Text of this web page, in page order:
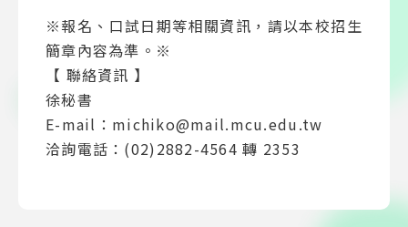
※報名、口試日期等相關資訊，請以本校招生
簡章內容為準。※
【 聯絡資訊 】
徐秘書
E-mail：michiko@mail.mcu.edu.tw
洽詢電話：(02)2882-4564 轉 2353